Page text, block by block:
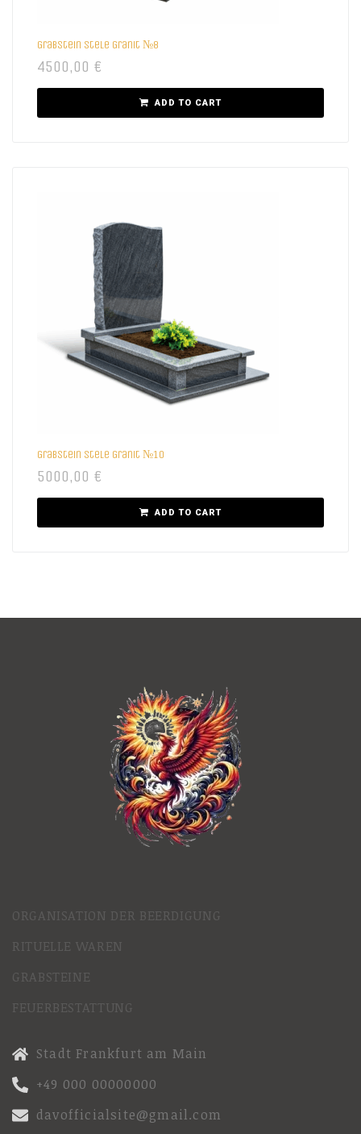
Grabstein Stele Granit №8
4500,00 €
ADD TO CART
Grabstein Stele Granit №10
5000,00 €
ADD TO CART
ORGANISATION DER BEERDIGUNG
RITUELLE WAREN
GRABSTEINE
FEUERBESTATTUNG
Stadt Frankfurt am Main
+49 000 00000000
davofficialsite@gmail.com